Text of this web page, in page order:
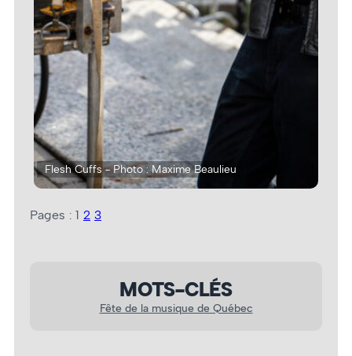
Flesh Cuffs - Photo : Maxime Beaulieu
Pages : 1 2 3
MOTS-CLÉS
Fête de la musique de Québec